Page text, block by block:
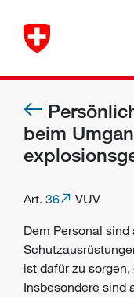
beim
Art. 36
VUV
Dem Personal
ist dafür zu
Insbesondere sind